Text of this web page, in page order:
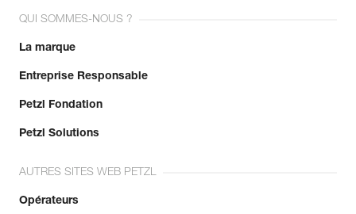
QUI SOMMES-NOUS ?
La marque
Entreprise Responsable
Petzl Fondation
Petzl Solutions
AUTRES SITES WEB PETZL
Opérateurs